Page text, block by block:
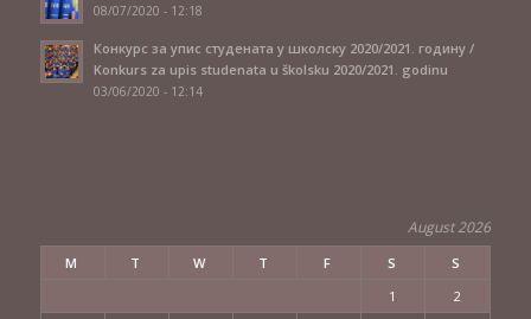
08/07/2020 - 12:18
Конкурс за упис студената у школску 2020/2021. годину /
Konkurs za upis studenata u školsku 2020/2021. godinu
03/06/2020 - 12:14
August 2026
M T W T F S S
1
2